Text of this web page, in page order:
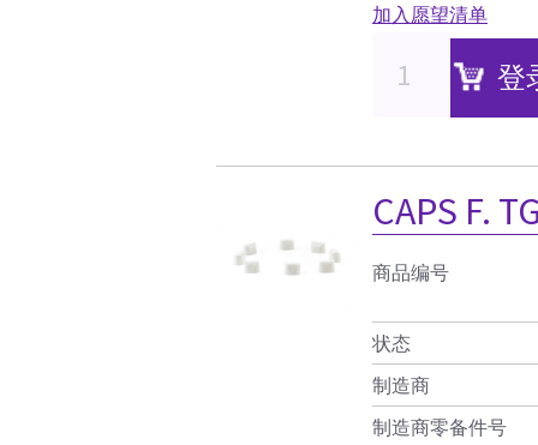
加入愿望清单
登
CAPS F.
商品编号
状态
制造商
制造商零备件号